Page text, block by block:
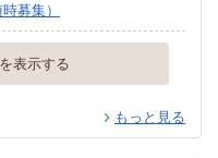
募集）
表示する
もっと見る